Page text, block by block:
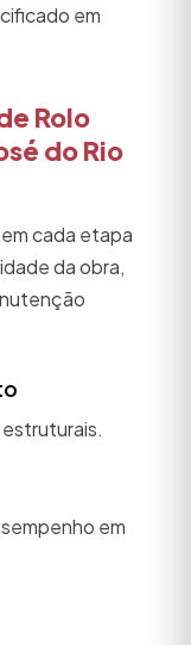
em
Rolo
do Rio
cada etapa
da obra,
em